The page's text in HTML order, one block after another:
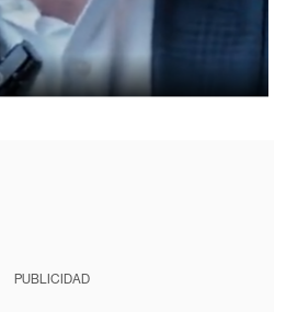
PUBLICIDAD